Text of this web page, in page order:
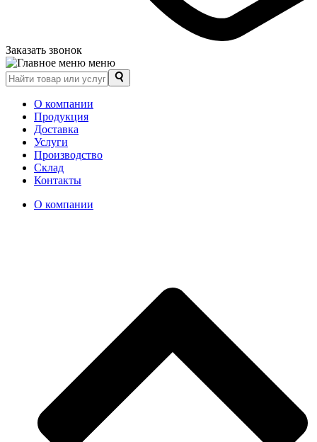
Заказать звонок
меню
О компании
Продукция
Доставка
Услуги
Производство
Склад
Контакты
О компании